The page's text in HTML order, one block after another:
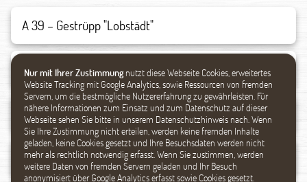
Nur mit Ihrer Zustimmung nutzt diese Webseite Cookies, erweitertes
Website Tracking mit Google Analytics, sowie Ressourcen von fremden
Servern, um die bestmögliche Nutzererfahrung zu gewährleisten. Für
nähere Informationen zum Einsatz und zum Datenschutz auf dieser
Webseite sehen Sie bitte in unserem Datenschutzhinweis nach. Wenn
Sie Ihre Zustimmung nicht erteilen, werden keine fremden Inhalte
geladen, keine Cookies gesetzt und Ihre Besuchsdaten werden nicht
mehr als rechtlich notwendig erfasst. Wenn Sie zustimmen, werden
weitere Daten von fremden Servern geladen und Ihr Besuch
anonymisiert über Google Analytics erfasst sowie Cookies gesetzt.